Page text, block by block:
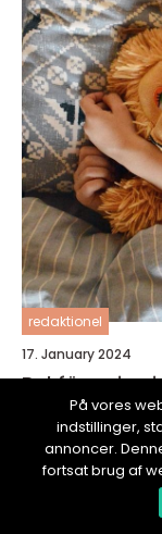
redaktionel
17. January 2024
Bokförvaring
inspirera till
På vores
indstillinger,
annoncer.
fortsat brug af